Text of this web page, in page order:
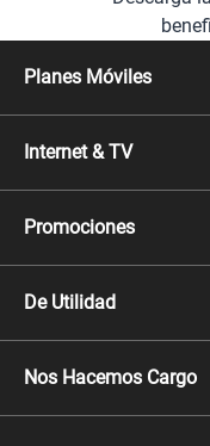
Planes Móviles
Línea Nueva
Línea Adicional
Migración
Internet & TV
Internet + TV
Mejora tu plan
Promociones
Celulares iPhone
Celulares Samsung
Celulares Motorola
De Utilidad
Llamada por llamada
Comprobantes
Nos Hacemos Cargo